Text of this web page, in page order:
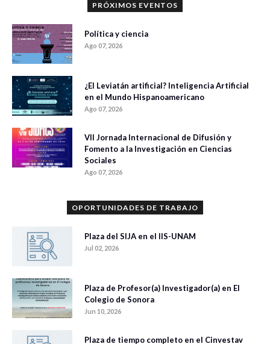
PRÓXIMOS EVENTOS
Política y ciencia
Ago 07, 2026
¿El Leviatán artificial? Inteligencia Artificial
en el Mundo Hispanoamericano
Ago 07, 2026
VII Jornada Internacional de Difusión y
Fomento a la Investigación en Ciencias
Sociales
Ago 07, 2026
OPORTUNIDADES DE TRABAJO
Plaza del SIJA en el IIS-UNAM
Jul 02, 2026
Plaza de Profesor(a) Investigador(a) en El
Colegio de Sonora
Jun 10, 2026
Plaza de tiempo completo en el Cinvestav